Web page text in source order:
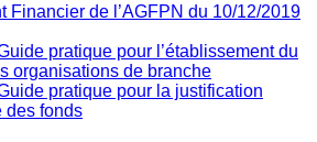
Financier de l’AGFPN du 10/12/2019
pratique pour l’établissement du
organisations de branche
pratique pour la justification
des fonds